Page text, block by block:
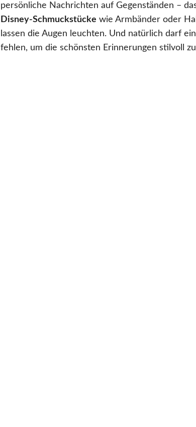
persönliche Nachrichten auf Gegenständen –
Disney-Schmuckstücke wie Armbänder oder
lassen die Augen leuchten. Und natürlich darf
fehlen, um die schönsten Erinnerungen stilvoll